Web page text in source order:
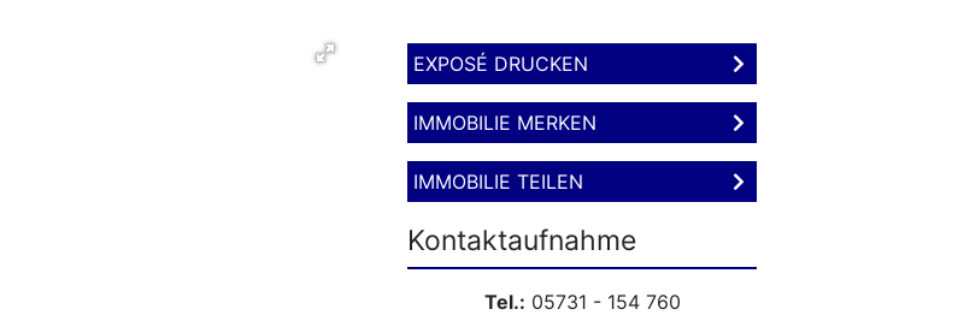
EXPOSÉ DRUCKEN
IMMOBILIE MERKEN
IMMOBILIE TEILEN
Kontaktaufnahme
Tel.: 05731 - 154 760